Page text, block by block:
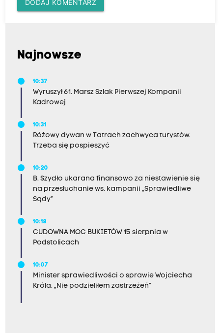
DODAJ KOMENTARZ
Najnowsze
10:37
Wyruszył 61. Marsz Szlak Pierwszej Kompanii
Kadrowej
10:31
Różowy dywan w Tatrach zachwyca turystów.
Trzeba się pospieszyć
10:20
B. Szydło ukarana finansowo za niestawienie się
na przesłuchanie ws. kampanii „Sprawiedliwe
Sądy”
10:18
CUDOWNA MOC BUKIETÓW 15 sierpnia w
Podstolicach
10:07
Minister sprawiedliwości o sprawie Wojciecha
Króla. „Nie podzieliłem zastrzeżeń”